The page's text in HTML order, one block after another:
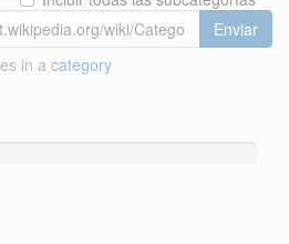
Enviar
in a category